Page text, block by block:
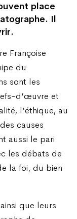
place
Il
Françoise
du
sont les
d’œuvre et
l’éthique, au
causes
aussi le pari
les débats de
la foi, du bien
que leurs